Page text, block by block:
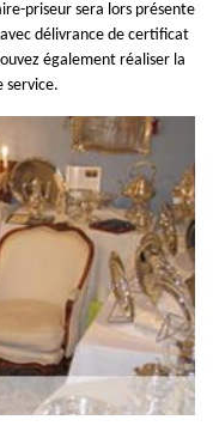
priseur sera lors présente
délivrance de certificat
également réaliser la
service.